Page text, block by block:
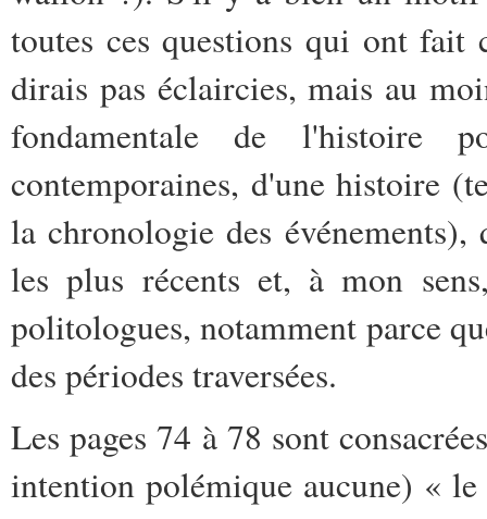
toutes ces questions qui ont
dirais pas éclaircies, mais au
fondamentale de l'histoire
contemporaines, d'une histoire
la chronologie des
les plus récents et, à mon
politologues, notamment parce
des périodes traversées.
Les pages 74 à 78 sont
intention polémique aucune) «